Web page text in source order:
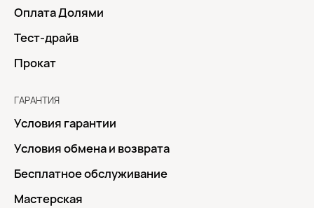
Оплата Долями
Тест-драйв
Прокат
ГАРАНТИЯ
Условия гарантии
Условия обмена и возврата
Бесплатное обслуживание
Мастерская